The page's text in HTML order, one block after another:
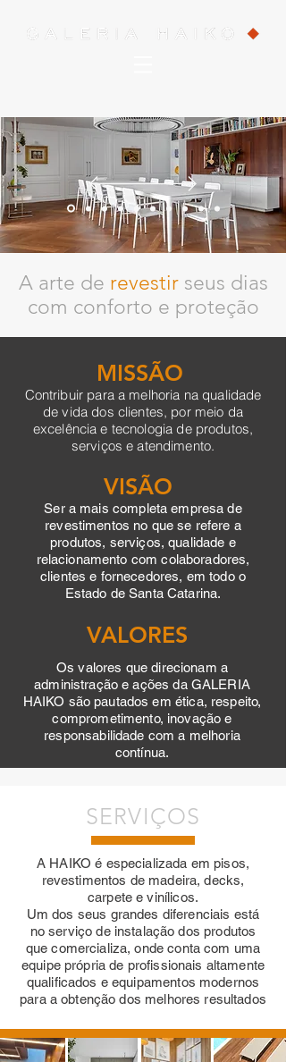
A arte de revestirseus dias
com conforto e proteção
MISSÃO
Contribuir para a melhoria na qualidade
de vida dos clientes, por meio da
excelência e tecnologia de produtos,
serviços e atendimento.
VISÃO
Ser a mais completa empresa de
revestimentos no que se refere a
produtos, serviços, qualidade e
relacionamento com colaboradores,
clientes e fornecedores, em todo o
Estado de Santa Catarina.
VALORES
Os valores que direcionam a
administração e ações da GALERIA
HAIKO são pautados em ética, respeito,
comprometimento, inovação e
responsabilidade com a melhoria
contínua.
SERVIÇOS
A HAIKO é especializada em pisos,
revestimentos de madeira, decks,
carpete e vinílicos.
Um dos seus grandes diferenciais está
no serviço de instalação dos produtos
que comercializa, onde conta com uma
equipe própria de profissionais altamente
qualificados e equipamentos modernos
para a obtenção dos melhores resultados